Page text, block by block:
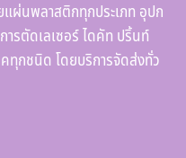
ผ่นพลาสติกทุกประเภท อุปก
รตัดเลเซอร์ ไดคัท ปริ้นท์
ทุกชนิด โดยบริการจัดส่งทั่ว